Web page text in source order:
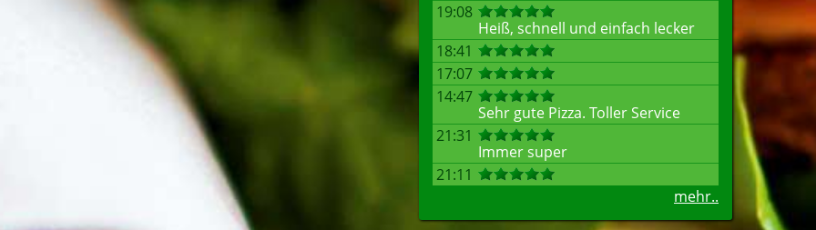
19:08
Heiß, schnell und einfach lecker
18:41
17:07
14:47
Sehr gute Pizza. Toller Service
21:31
Immer super
21:11
mehr..